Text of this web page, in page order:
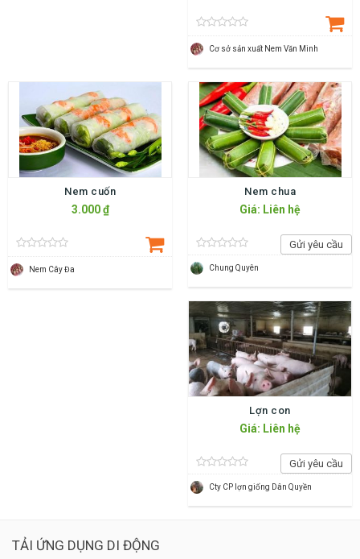
Cơ sở sản xuất Nem Văn Minh
Nem cuốn
3.000 ₫
Nem Cây Đa
Nem chua
Giá: Liên hệ
Gửi yêu cầu
Chung Quyên
Lợn con
Giá: Liên hệ
Gửi yêu cầu
Cty CP lợn giống Dân Quyền
TẢI ỨNG DỤNG DI ĐỘNG